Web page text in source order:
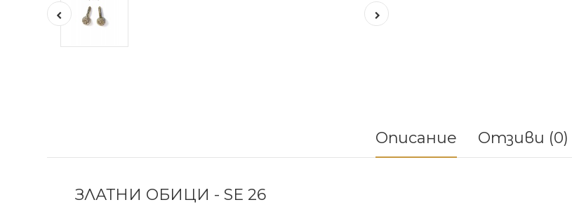
Описание Отзиви (0)
ЗЛАТНИ ОБИЦИ - SE 26